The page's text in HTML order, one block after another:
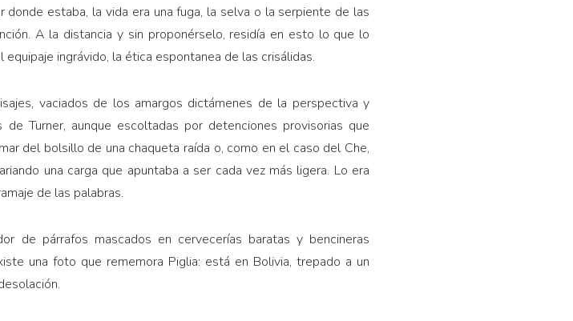
estaba, la vida era una fuga, la selva o la serpiente de las
A la distancia y sin proponérselo, residía en esto lo que lo
ingrávido, la ética espontanea de las crisálidas.
vaciados de los amargos dictámenes de la perspectiva y
Turner, aunque escoltadas por detenciones provisorias que
del bolsillo de una chaqueta raída o, como en el caso del Che,
una carga que apuntaba a ser cada vez más ligera. Lo era
de las palabras.
de párrafos mascados en cervecerías baratas y bencineras
una foto que rememora Piglia: está en Bolivia, trepado a un